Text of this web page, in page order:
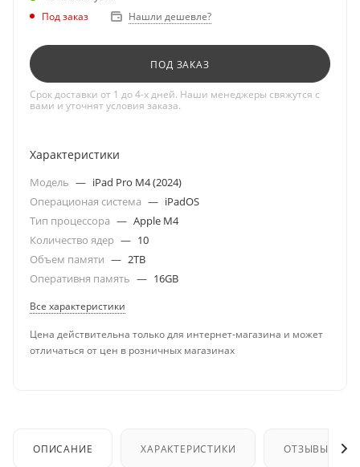
Под заказ
Нашли дешевле?
ПОД ЗАКАЗ
Срок доставки от 1 до 4-х дней. Наши менеджеры свяжутся с
вами и уточнят условия заказа.
Характеристики
Модель — iPad Pro M4 (2024)
Операционая система — iPadOS
Тип процессора — Apple M4
Количество ядер — 10
Объем памяти — 2TB
Оперативня память — 16GB
Все характеристики
Цена действительна только для интернет-магазина и может
отличаться от цен в розничных магазинах
ОПИСАНИЕ ХАРАКТЕРИСТИКИ ОТЗЫВЫ